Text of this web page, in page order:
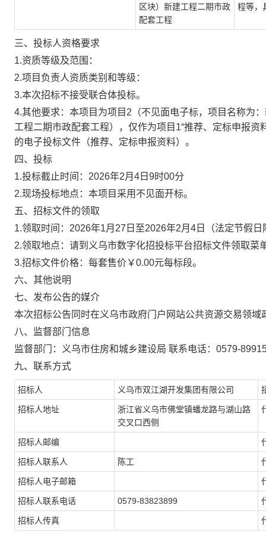
区块）新建工程二期市政
配套工程
程等，
三、投标人资格要求
1.资质等级及范围：
2.项目负责人资质类别和等级：
3.本次招标不接受联合体投标。
4.其他要求：本项目为项目2（不见面电子标，项目名称为
工程二期市政配套工程），仅作为项目1“推荐、定标申报
的电子投标文件（推荐、定标申报资料）。
四、投标
1.投标截止时间：2026年2月4日9时00分
2.现场投标地点：本项目采用不见面开标。
五、招标文件的领取
1.领取时间：2026年1月27日至2026年2月4日（法定节假日
2.领取地点：请到义乌市数字化招投标平台招标文件领取菜
3.招标文件价格：每套售价￥0.00元每标段。
六、其他说明
七、发布公告的媒介
本次招标公告同时在义乌市政府门户网站公共资源交易领域
八、监督部门信息
监督部门：义乌市住房和城乡建设局 联系电话：0579-
九、联系方式
招标人 义乌市双江湖开发集团有限公司
招标人地址
浙江省义乌市佛堂镇蟠龙路与湖山路
交叉口西侧
招标人邮编
招标人联系人 陈工
招标人电子邮箱
招标人联系电话 0579-83823899
招标人传真